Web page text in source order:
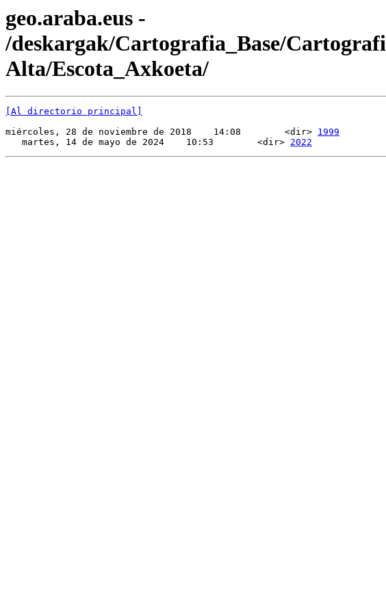
geo.araba.eus -
/deskargak/Cartografia_Base/
Alta/Escota_Axkoeta/
[Al directorio principal]
miércoles, 28 de noviembre de 2018    14:08        <dir> 1999
   martes, 14 de mayo de 2024    10:53        <dir>
2022